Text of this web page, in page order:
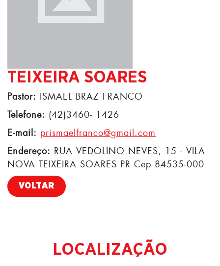
TEIXEIRA SOARES
Pastor: ISMAEL BRAZ FRANCO
Telefone: (42)3460- 1426
E-mail: prismaelfranco@gmail.com
Endereço: RUA VEDOLINO NEVES, 15 - VILA
NOVA TEIXEIRA SOARES PR Cep 84535-000
VOLTAR
LOCALIZAÇÃO